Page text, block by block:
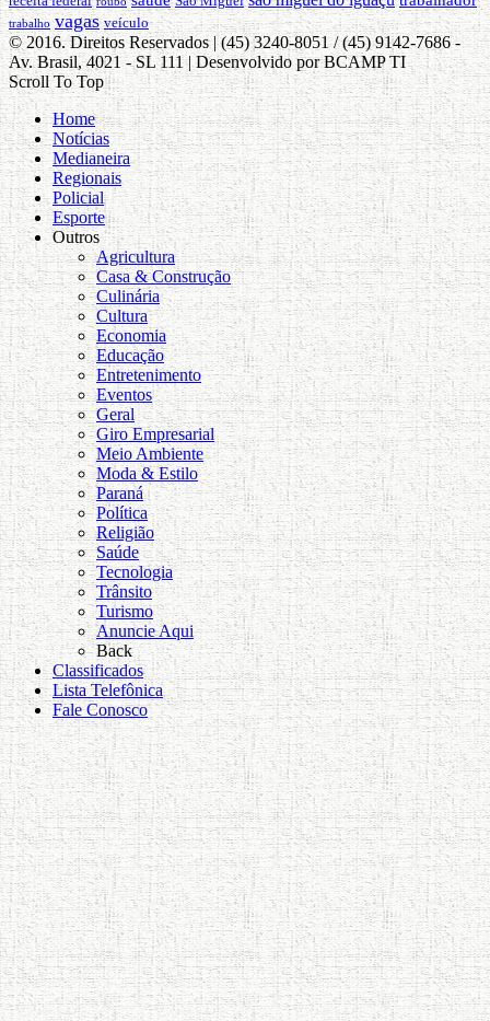
trabalho vagas veículo
© 2016. Direitos Reservados | (45) 3240-8051 / (45) 9142-7686 -
Av. Brasil, 4021 - SL 111 | Desenvolvido por BCAMP TI
Scroll To Top
Home
Notícias
Medianeira
Regionais
Policial
Esporte
Outros
Agricultura
Casa & Construção
Culinária
Cultura
Economia
Educação
Entretenimento
Eventos
Geral
Giro Empresarial
Meio Ambiente
Moda & Estilo
Paraná
Política
Religião
Saúde
Tecnologia
Trânsito
Turismo
Anuncie Aqui
Back
Classificados
Lista Telefônica
Fale Conosco